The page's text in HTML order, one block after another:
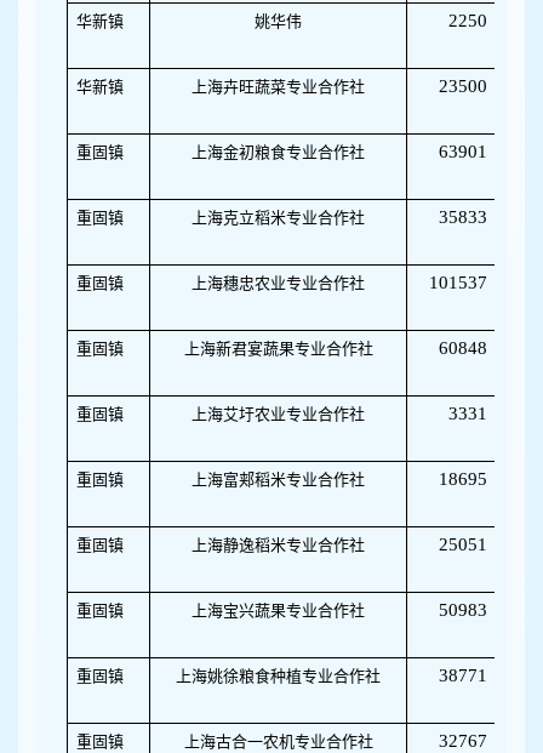
华新镇 姚华伟 2250
华新镇 上海卉旺蔬菜专业合作社 23500
重固镇 上海金初粮食专业合作社 63901
重固镇 上海克立稻米专业合作社 35833
重固镇 上海穗忠农业专业合作社 101537
重固镇 上海新君宴蔬果专业合作社 60848
重固镇 上海艾圩农业专业合作社 3331
重固镇 上海富郏稻米专业合作社 18695
重固镇 上海静逸稻米专业合作社 25051
重固镇 上海宝兴蔬果专业合作社 50983
重固镇 上海姚徐粮食种植专业合作社 38771
重固镇 上海古合一农机专业合作社 32767